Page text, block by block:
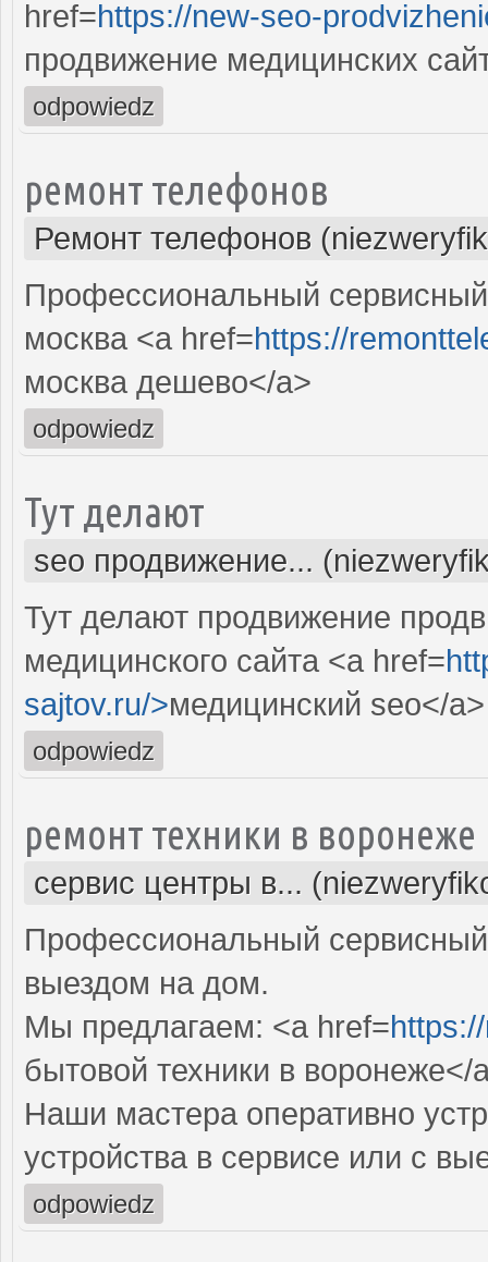
href=https://new-seo-
продвижение медицинских
odpowiedz
ремонт телефонов
Ремонт телефонов
Профессиональный
москва <a href=https://
москва дешево</a>
odpowiedz
Тут делают
seo продвижение...
Тут делают продвижение
медицинского сайта <a href=
sajtov.ru/>медицинский seo</a>
odpowiedz
ремонт техники в воронеже
сервис центры в...
Профессиональный
выездом на дом.
Мы предлагаем: <a href=
бытовой техники в воронеже</
Наши мастера оперативно
устройства в сервисе или с
odpowiedz